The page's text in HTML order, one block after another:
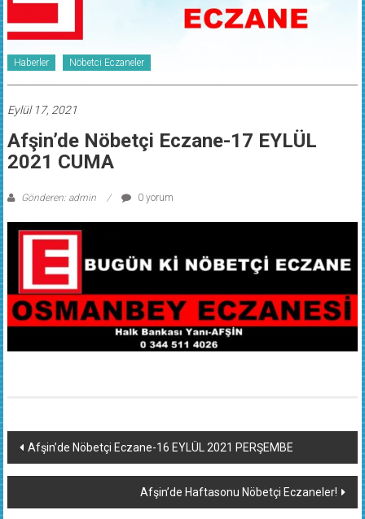
Haberler Nöbetci Eczaneler
Eylül 17, 2021
Afşin’de Nöbetçi Eczane-17 EYLÜL
2021 CUMA
Gönderen: admin 0 yorum
Yazı
dolaşımı
Afşin’de Nöbetçi Eczane-16 EYLÜL 2021 PERŞEMBE
Afşin’de Haftasonu Nöbetçi Eczaneler!